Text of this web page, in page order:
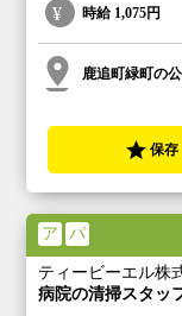
時給 1,075円
鹿追町緑町の
保存
ア パ
ティービーエル株
病院の清掃スタッ